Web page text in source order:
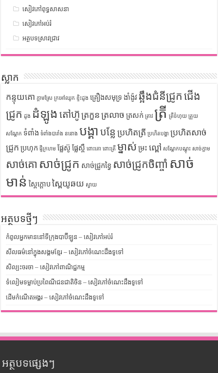
សៀវភៅពុទ្ធសាសនា
សៀវភៅអប់រំ
អត្ថបទស្រាវជ្រាវ
ស្លាក
កន្ទុយគោ ក្តាមស្រែ ក្រអៅឈូក ខ្ទិះដូង គ្រឿងសមុទ្រ ងាំង៉ូវ ឆ្អឹងជំនីជ្រូក ជើង
ជ្រូក ដូង ដំឡូង តៅហ៊ូ ត្រកួន ត្រលាច ត្រសក់ ត្រាវ ត្រី ត្រីចំហុយ ត្រួយ
សណ្តែក ទំពាំង ទំពាំងបារាំង ននោង បង្គា បន្លែ ប្រហិតត្រី ប្រហិតបង្គា ប្រហិតសាច់
ជ្រូក ប្រហុក ផ្ទីក្រហម ផ្លែស៊ូ ផ្លែស្ពឺ ពោះគោ ពោះត្រី ម្នាស់ ម្រះ ល្ពៅ សណ្តែកបណ្តុះ សាច់ក្តាម
សាច់គោ សាច់ជ្រូក សាច់ជ្រូកខ្វៃ សាច់ជ្រូកចិញ្ចាំ សាច់
មាន់ ស្ពៃក្តោប ស្ពៃយូឆយ ស្វាយ
អត្ថបទថ្មីៗ
កំពូលអ្នកមាននៅទីក្រុងបាប៊ីឡូន – សៀវភៅអប់រំ
សីលធម៌នៅក្នុងសង្គមខ្មែរ – សៀវភៅចំណេះដឹងទូទៅ
សិល្បះចរចា – សៀវភៅពាណិជ្ជកម្ម
ទំលៀមទម្លាប់ប្រពៃណីជនជាតិចិន – សៀវភៅចំណេះដឹងទូទៅ
ដើមកំណើតអង្គរ – សៀវភៅចំណេះដឹងទូទៅ
អត្ថបទផ្សេងៗ